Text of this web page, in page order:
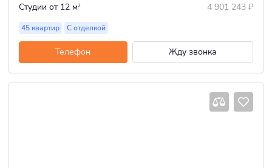
Студии от 12 м2 4 901 243 ₽
45 квартир С отделкой
Телефон Жду звонка